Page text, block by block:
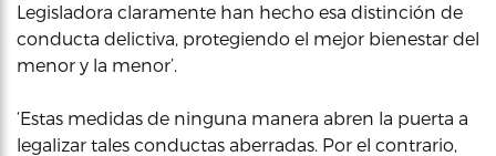
Legisladora claramente han hecho esa distinción de
conducta delictiva, protegiendo el mejor bienestar del
menor y la menor’.
‘Estas medidas de ninguna manera abren la puerta a
legalizar tales conductas aberradas. Por el contrario,